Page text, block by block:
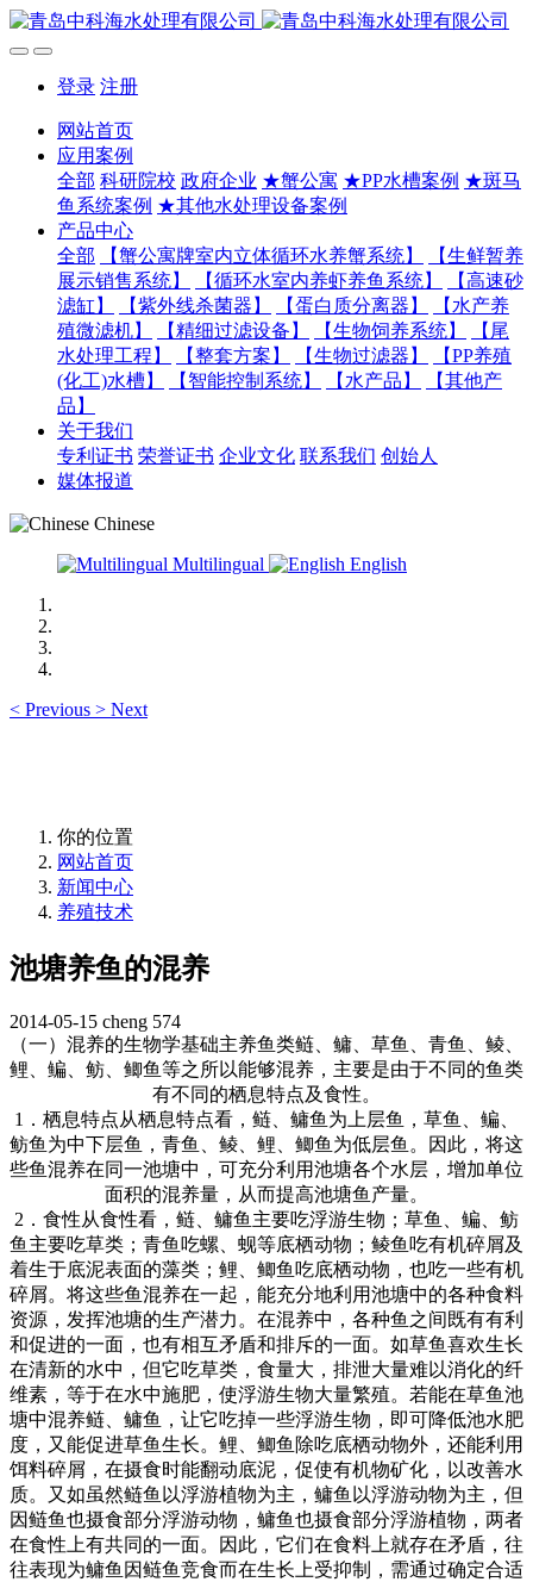
登录 注册
网站首页
应用案例
全部 科研院校 政府企业 ★蟹公寓 ★PP水槽案例 ★斑马
鱼系统案例 ★其他水处理设备案例
产品中心
全部
【蟹公寓牌室内立体循环水养蟹系统】
【生鲜暂养
展示销售系统】
【循环水室内养虾养鱼系统】
【高速砂
滤缸】
【紫外线杀菌器】 【蛋白质分离器】
【水产养
殖微滤机】
【精细过滤设备】 【生物饲养系统】
【尾
水处理工程】
【整套方案】 【生物过滤器】
【PP养殖
(化工)水槽】
【智能控制系统】 【水产品】
【其他产
品】
关于我们
专利证书 荣誉证书 企业文化 联系我们 创始人
媒体报道
Chinese
Multilingual
English
< Previous > Next
你的位置
网站首页
新闻中心
养殖技术
池塘养鱼的混养
2014-05-15 cheng 574
（一）混养的生物学基础主养鱼类鲢、鳙、草鱼、青鱼、鲮、
鲤、鳊、鲂、鲫鱼等之所以能够混养，主要是由于不同的鱼类
有不同的栖息特点及食性。
1 ．栖息特点从栖息特点看，鲢、鳙鱼为上层鱼，草鱼、鳊、
鲂鱼为中下层鱼，青鱼、鲮、鲤、鲫鱼为低层鱼。因此，将这
些鱼混养在同一池塘中，可充分利用池塘各个水层，增加单位
面积的混养量，从而提高池塘鱼产量。
2 ．食性从食性看，鲢、鳙鱼主要吃浮游生物；草鱼、鳊、鲂
鱼主要吃草类；青鱼吃螺、蚬等底栖动物；鲮鱼吃有机碎屑及
着生于底泥表面的藻类；鲤、鲫鱼吃底栖动物，也吃一些有机
碎屑。将这些鱼混养在一起，能充分地利用池塘中的各种食料
资源，发挥池塘的生产潜力。在混养中，各种鱼之间既有有利
和促进的一面，也有相互矛盾和排斥的一面。如草鱼喜欢生长
在清新的水中，但它吃草类，食量大，排泄大量难以消化的纤
维素，等于在水中施肥，使浮游生物大量繁殖。若能在草鱼池
塘中混养鲢、鳙鱼，让它吃掉一些浮游生物，即可降低池水肥
度，又能促进草鱼生长。鲤、鲫鱼除吃底栖动物外，还能利用
饵料碎屑，在摄食时能翻动底泥，促使有机物矿化，以改善水
质。又如虽然鲢鱼以浮游植物为主，鳙鱼以浮游动物为主，但
因鲢鱼也摄食部分浮游动物，鳙鱼也摄食部分浮游植物，两者
在食性上有共同的一面。因此，它们在食料上就存在矛盾，往
往表现为鳙鱼因鲢鱼竞食而在生长上受抑制，需通过确定合适